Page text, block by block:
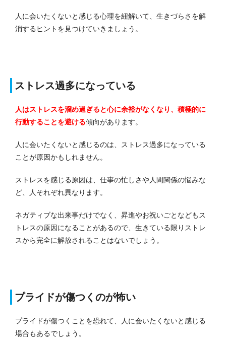
人に会いたくないと感じる心理を紐解いて、生きづらさを解
消するヒントを見つけていきましょう。
ストレス過多になっている
人はストレスを溜め過ぎると心に余裕がなくなり、積極的に
行動することを避ける傾向があります。
人に会いたくないと感じるのは、ストレス過多になっている
ことが原因かもしれません。
ストレスを感じる原因は、仕事の忙しさや人間関係の悩みな
ど、人それぞれ異なります。
ネガティブな出来事だけでなく、昇進やお祝いごとなどもス
トレスの原因になることがあるので、生きている限りストレ
スから完全に解放されることはないでしょう。
プライドが傷つくのが怖い
プライドが傷つくことを恐れて、人に会いたくないと感じる
場合もあるでしょう。